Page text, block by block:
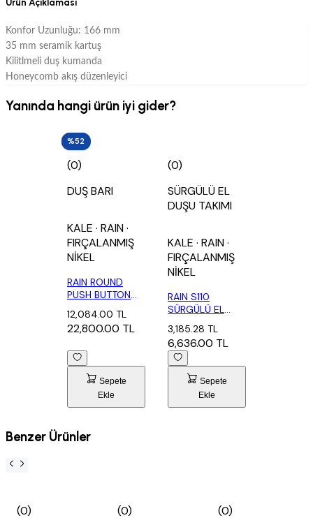
Konfor Uzunluğu: 166 mm
35 mm seramik kartuş
Kilitlmeli duş kumanda
Honeycomb akış düzenleyici
Yanında hangi ürün iyi gider?
%47
(0)
DUŞ BARI
KALE · RAIN·
FIRÇALANMIŞ
NİKEL
RAIN ROUND
PUSH BUTTON
FIRÇALAN...
12,084.00 TL
22,800.00 TL
Sepete
Ekle
%52
(0)
SÜRGÜLÜ EL
DUŞU TAKIMI
KALE · RAIN·
FIRÇALANMIŞ
NİKEL
RAIN S110
SÜRGÜLÜ EL
FONKSİ...
3,185.28 TL
6,636.00 TL
Sepete
Ekle
Benzer Ürünler
(0) (0) (0)